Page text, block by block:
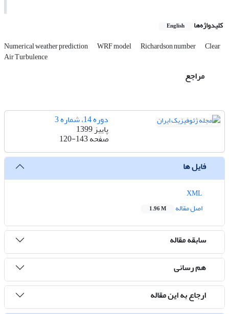
کلیدواژه‌ها English
Numerical weather prediction WRF model Richardson number Clear
Air Turbulence
مراجع
دوره 14، شماره 3
پاییز 1399
صفحه120-143
فایل ها
اصل مقاله
1.96 M
سابقه مقاله
هم رسانی
ارجاع به این مقاله